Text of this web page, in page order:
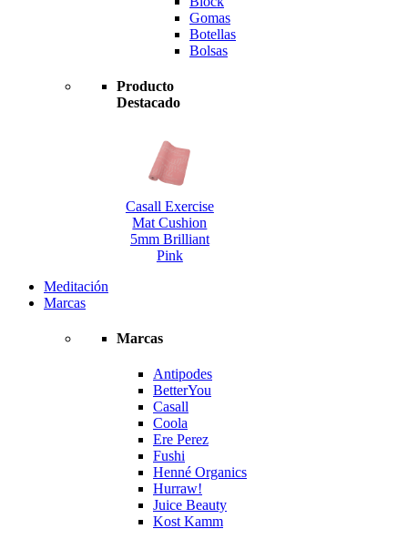
Gomas
Botellas
Bolsas
Producto
Destacado
Casall Exercise
Mat Cushion
5mm Brilliant
Pink
Meditación
Marcas
Marcas
Antipodes
BetterYou
Casall
Coola
Ere Perez
Fushi
Henné Organics
Hurraw!
Juice Beauty
Kost Kamm